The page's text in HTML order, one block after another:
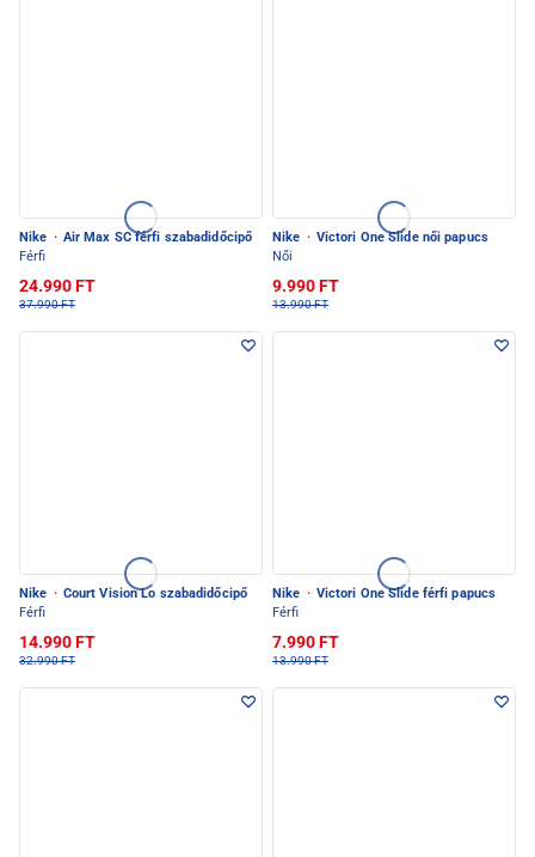
Nike · Air Max SC férfi szabadidőcipő
Férfi
24.990 FT
37.990 FT
Nike · Victori One Slide női papucs
Női
9.990 FT
13.990 FT
Nike · Court Vision Lo szabadidőcipő
Férfi
14.990 FT
32.990 FT
Nike · Victori One Slide férfi papucs
Férfi
7.990 FT
13.990 FT